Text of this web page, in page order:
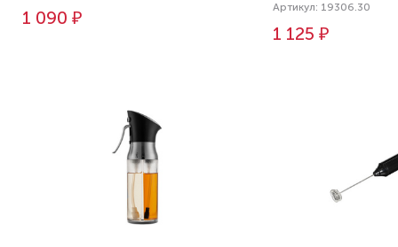
1 090 ₽
Артикул: 19306.30
1 125 ₽